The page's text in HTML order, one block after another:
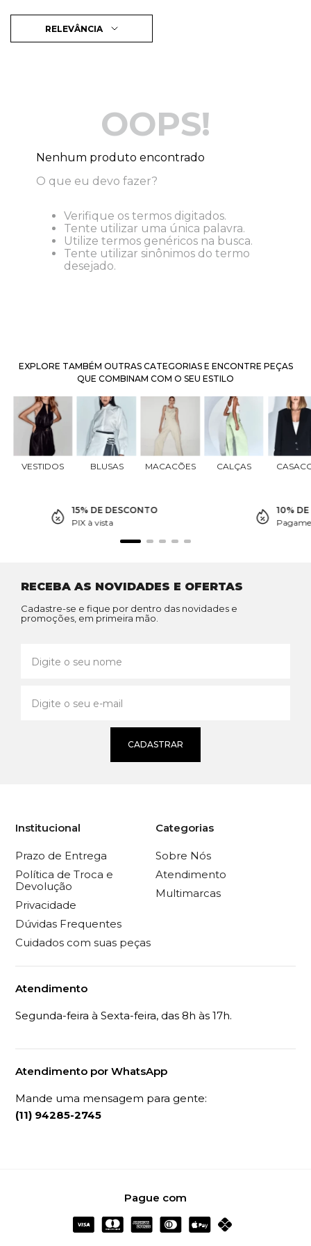
RELEVÂNCIA
OOPS!
Nenhum produto encontrado
O que eu devo fazer?
Verifique os termos digitados.
Tente utilizar uma única palavra.
Utilize termos genéricos na busca.
Tente utilizar sinônimos do termo
desejado.
EXPLORE TAMBÉM OUTRAS CATEGORIAS E ENCONTRE PEÇAS
QUE COMBINAM COM O SEU ESTILO
VESTIDOS BLUSAS MACACÕES CALÇAS
15% DE DESCONTO
PIX à vista
10%
RECEBA AS NOVIDADES E OFERTAS
Cadastre-se e fique por dentro das novidades e
promoções, em primeira mão.
CADASTRAR
Institucional
Prazo de Entrega
Política de Troca e
Devolução
Privacidade
Dúvidas Frequentes
Cuidados com suas peças
Categorias
Sobre Nós
Atendimento
Multimarcas
Atendimento
Segunda-feira à Sexta-feira, das 8h às 17h.
Atendimento por WhatsApp
Mande uma mensagem para gente:
(11) 94285-2745
Pague com